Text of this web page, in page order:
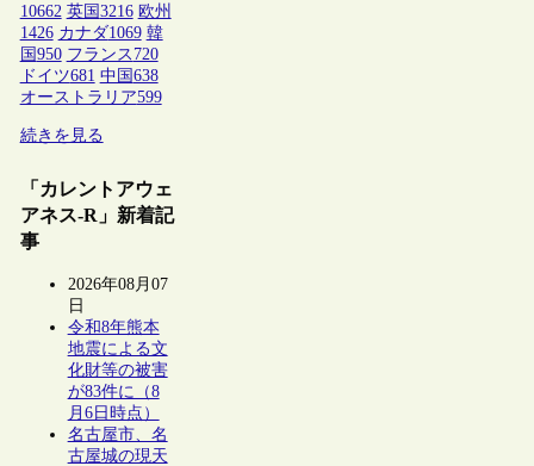
10662 英国3216 欧州
1426 カナダ1069 韓
国950 フランス 720
ドイツ681 中国638
オーストラリア599
続きを見る
「カレントアウェ
アネス-R」新着記
事
2026年08月07
日
令和8年熊本
地震による文
化財等の被害
が83件に（8
月6日時点）
名古屋市、名
古屋城の現天